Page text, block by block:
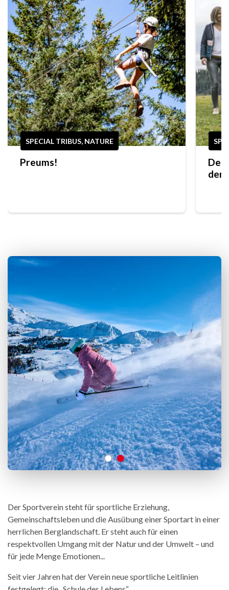
SPECIAL TRIBUS, NATURE
Preums!
Der
den
Der Sportverein steht für sportliche Erziehung,
Gemeinschaftsleben und die Ausübung einer Sportart in einer
herrlichen Berglandschaft. Er steht auch für einen
respektvollen Umgang mit der Natur und der Umwelt – und
für jede Menge Emotionen...
Seit vier Jahren hat der Verein neue sportliche Leitlinien